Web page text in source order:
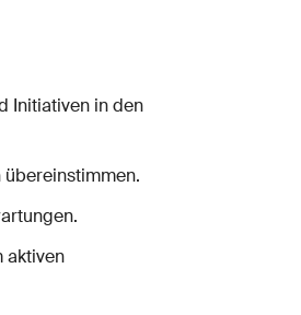
Initiativen in den
aktiven